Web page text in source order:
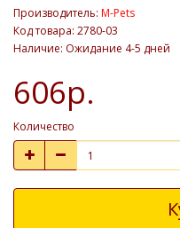
Производитель: M-Pets
Код товара: 2780-03
Наличие: Ожидание 4-5 дней
606р.
Количество